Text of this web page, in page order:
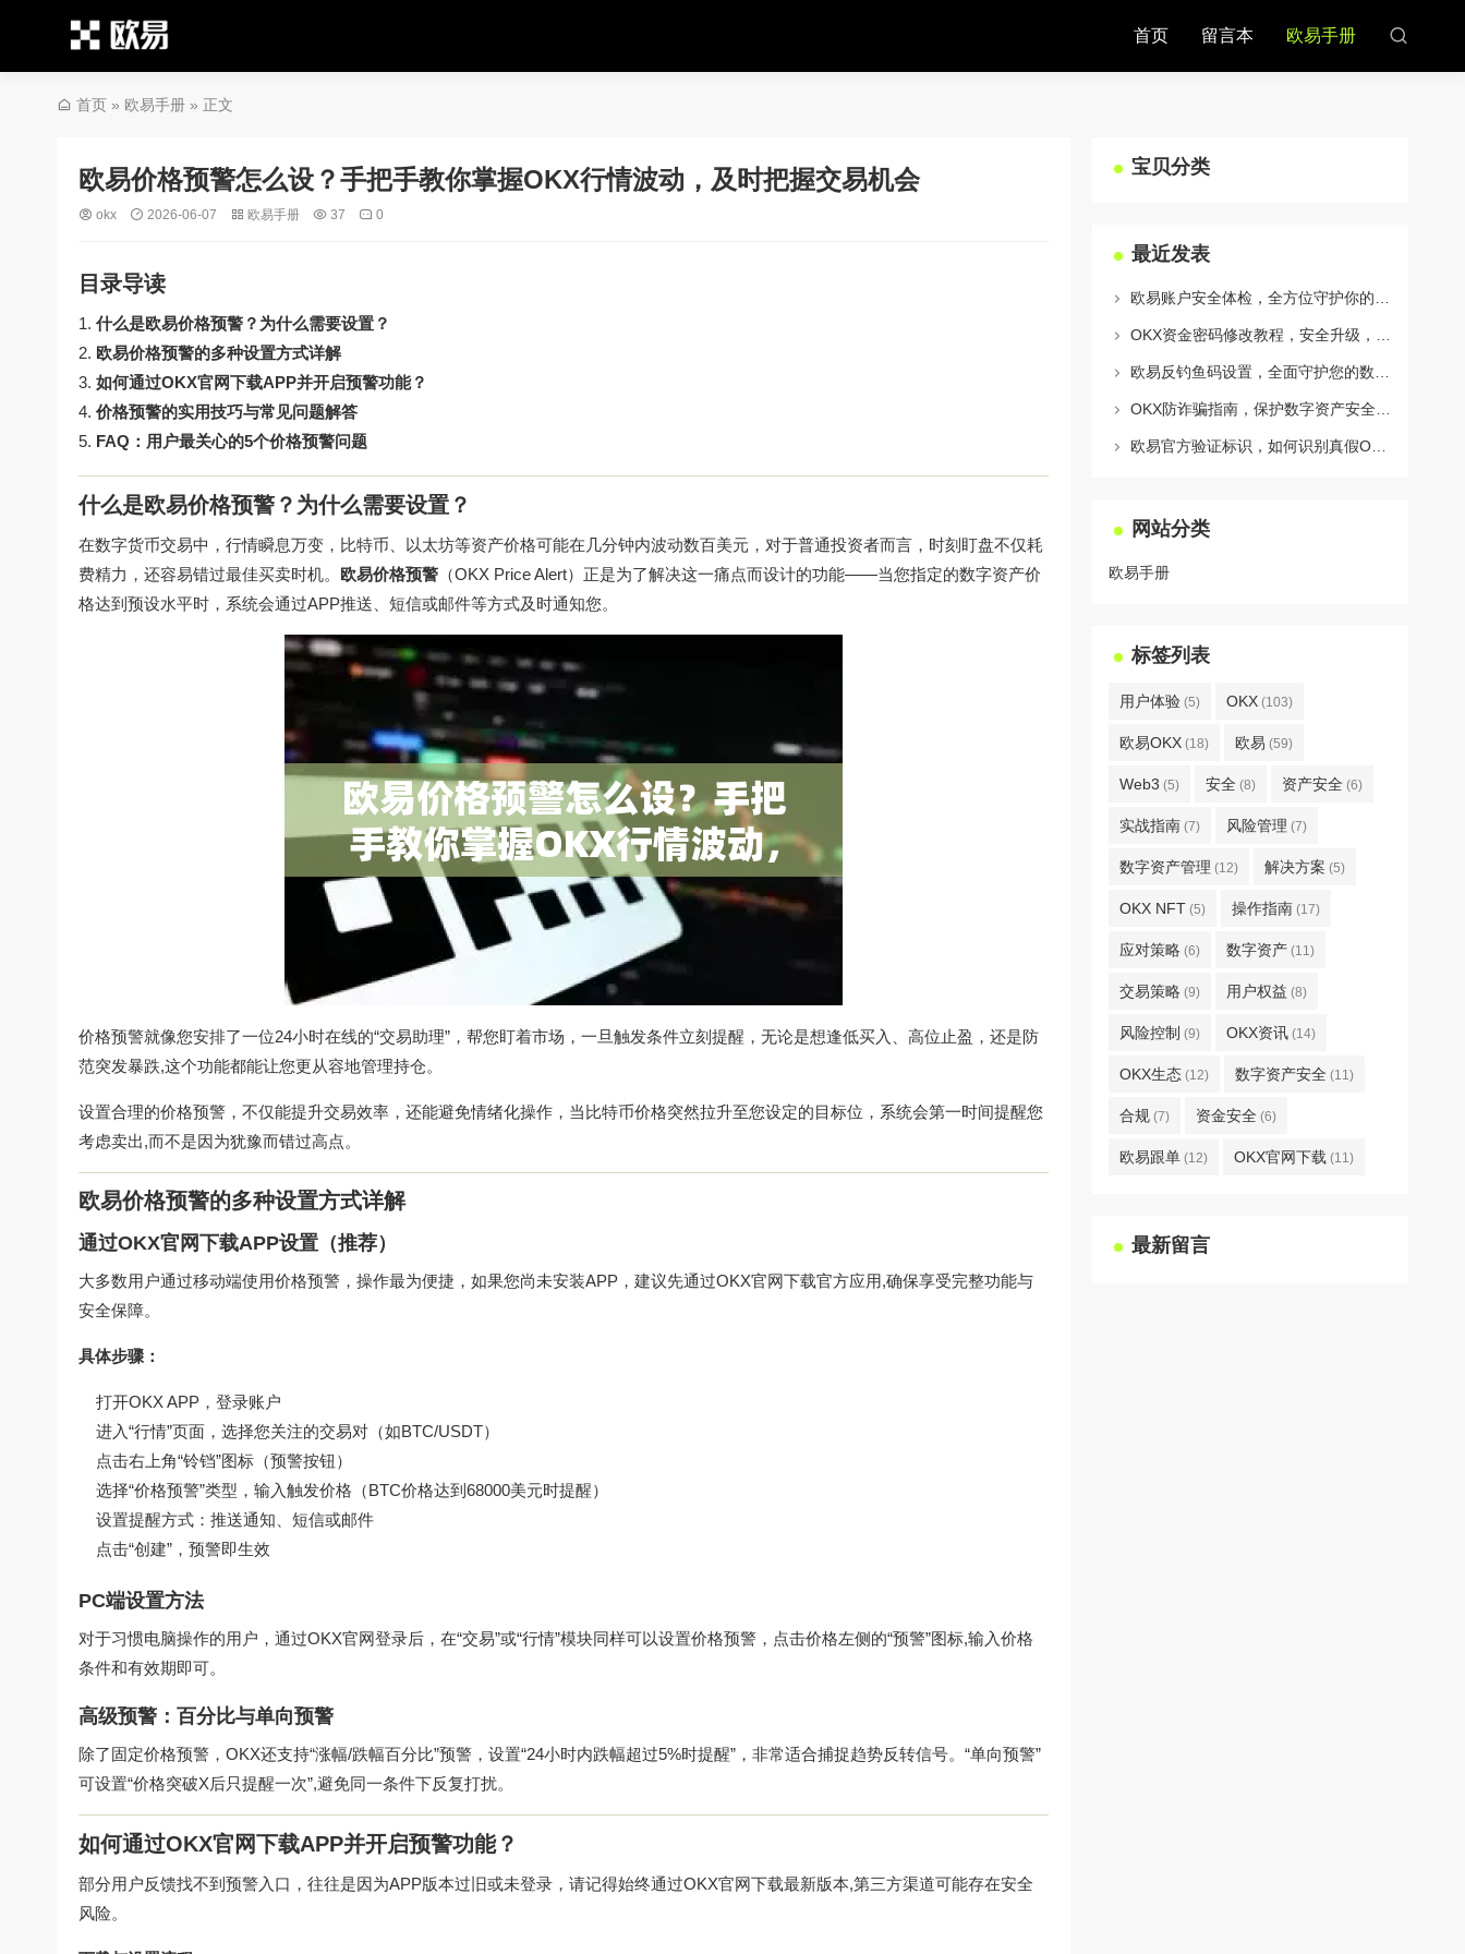
首页 留言本 欧易手册
首页 » 欧易手册 » 正文
欧易价格预警怎么设？手把手教你掌握OKX行情波动，及时把握交易机会
okx 2026-06-07 欧易手册 37 0
目录导读
什么是欧易价格预警？为什么需要设置？
欧易价格预警的多种设置方式详解
如何通过OKX官网下载APP并开启预警功能？
价格预警的实用技巧与常见问题解答
FAQ：用户最关心的5个价格预警问题
什么是欧易价格预警？为什么需要设置？
在数字货币交易中，行情瞬息万变，比特币、以太坊等资产价格可能在几分钟内波动数百美元，对于普通投资者而言，时刻盯盘不仅耗
费精力，还容易错过最佳买卖时机。 欧易价格预警 （OKX Price Alert）正是为了解决这一痛点而设计的功能——当您指定的数字资产价
格达到预设水平时，系统会通过APP推送、短信或邮件等方式及时通知您。
价格预警就像您安排了一位24小时在线的“交易助理”，帮您盯着市场，一旦触发条件立刻提醒，无论是想逢低买入、高位止盈，还是防
范突发暴跌,这个功能都能让您更从容地管理持仓。
设置合理的价格预警，不仅能提升交易效率，还能避免情绪化操作，当比特币价格突然拉升至您设定的目标位，系统会第一时间提醒您
考虑卖出,而不是因为犹豫而错过高点。
欧易价格预警的多种设置方式详解
通过OKX官网下载APP设置（推荐）
大多数用户通过移动端使用价格预警，操作最为便捷，如果您尚未安装APP，建议先通过OKX官网下载官方应用,确保享受完整功能与
安全保障。
具体步骤：
打开OKX APP，登录账户
进入“行情”页面，选择您关注的交易对（如BTC/USDT）
点击右上角“铃铛”图标（预警按钮）
选择“价格预警”类型，输入触发价格（BTC价格达到68000美元时提醒）
设置提醒方式：推送通知、短信或邮件
点击“创建”，预警即生效
PC端设置方法
对于习惯电脑操作的用户，通过OKX官网登录后，在“交易”或“行情”模块同样可以设置价格预警，点击价格左侧的“预警”图标,输入价格
条件和有效期即可。
高级预警：百分比与单向预警
除了固定价格预警，OKX还支持“涨幅/跌幅百分比”预警，设置“24小时内跌幅超过5%时提醒”，非常适合捕捉趋势反转信号。“单向预警”
可设置“价格突破X后只提醒一次”,避免同一条件下反复打扰。
如何通过OKX官网下载APP并开启预警功能？
部分用户反馈找不到预警入口，往往是因为APP版本过旧或未登录，请记得始终通过OKX官网下载最新版本,第三方渠道可能存在安全
风险。
宝贝分类
最近发表
网站分类
欧易手册
标签列表
用户体验 (5) OKX (103)
欧易OKX (18) 欧易 (59)
Web3 (5) 安全 (8) 资产安全 (6)
实战指南 (7) 风险管理 (7)
数字资产管理 (12) 解决方案 (5)
OKX NFT (5) 操作指南 (17)
应对策略 (6) 数字资产 (11)
交易策略 (9) 用户权益 (8)
风险控制 (9) OKX资讯 (14)
OKX生态 (12) 数字资产安全 (11)
合规 (7) 资金安全 (6)
欧易跟单 (12) OKX官网下载 (11)
最新留言